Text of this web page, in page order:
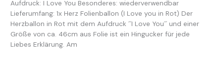
Aufdruck: I Love You Besonderes: wiederverwendbar
Lieferumfang: 1x Herz Folienballon (I Love you in Rot) Der
Herzballon in Rot mit dem Aufdruck ´´I Love You´´ und einer
Größe von ca. 46cm aus Folie ist ein Hingucker für jede
Liebes Erklärung. Am